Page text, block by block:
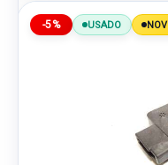
-5% USADO